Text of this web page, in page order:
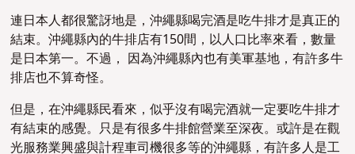
連日本人都很驚訝地是，沖繩縣喝完酒是吃牛排才是真正的
結束。沖繩縣內的牛排店有150間，以人口比率來看，數量
是日本第一。不過， 因為沖繩縣內也有美軍基地，有許多牛
排店也不算奇怪。
但是，在沖繩縣民看來，似乎沒有喝完酒就一定要吃牛排才
有結束的感覺。只是有很多牛排館營業至深夜。或許是在觀
光服務業興盛與計程車司機很多等的沖繩縣，有許多人是工